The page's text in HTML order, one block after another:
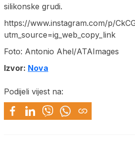
silikonske grudi.
https://www.instagram.com/p/
utm_source=ig_web_copy_link
Foto: Antonio Ahel/ATAImages
Izvor: Nova
Podijeli vijest na: